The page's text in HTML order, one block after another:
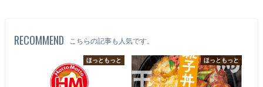
RECOMMEND こちらの記事も人気です。
ほっともっと ほっともっと